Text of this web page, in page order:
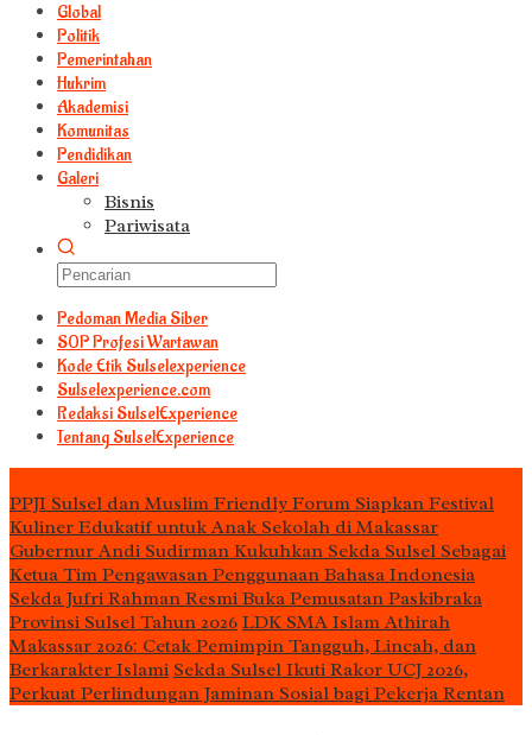
Global
Politik
Pemerintahan
Hukrim
Akademisi
Komunitas
Pendidikan
Galeri
Bisnis
Pariwisata
Pedoman Media Siber
S0P Profesi Wartawan
Kode Etik Sulselexperience
Sulselexperience.com
Redaksi SulselExperience
Tentang SulselExperience
PPJI Sulsel dan Muslim Friendly Forum Siapkan Festival
Kuliner Edukatif untuk Anak Sekolah di Makassar
Gubernur Andi Sudirman Kukuhkan Sekda Sulsel Sebagai
Ketua Tim Pengawasan Penggunaan Bahasa Indonesia
Sekda Jufri Rahman Resmi Buka Pemusatan Paskibraka
Provinsi Sulsel Tahun 2026 LDK SMA Islam Athirah
Makassar 2026: Cetak Pemimpin Tangguh, Lincah, dan
Berkarakter Islami Sekda Sulsel Ikuti Rakor UCJ 2026,
Perkuat Perlindungan Jaminan Sosial bagi Pekerja Rentan